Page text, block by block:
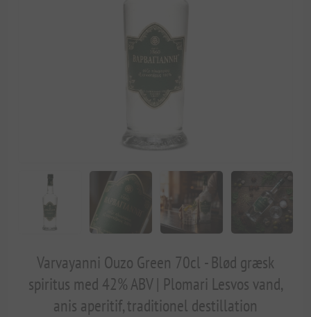
Varvayanni Ouzo Green 70cl - Blød græsk
spiritus med 42% ABV | Plomari Lesvos vand,
anis aperitif, traditionel destillation